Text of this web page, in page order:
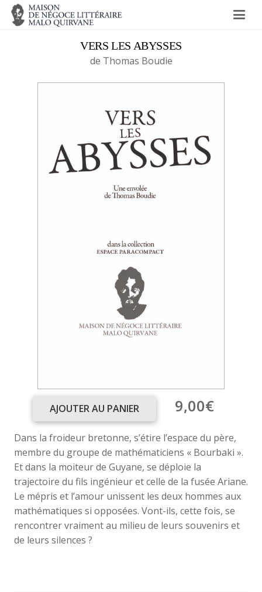
VERS LES ABYSSES
de Thomas Boudie
quantité
Vers
les
abysses
AJOUTER AU PANIER 9,00€
Dans la froideur bretonne, s’étire l’espace du père,
membre du groupe de mathématiciens « Bourbaki ».
Et dans la moiteur de Guyane, se déploie la
trajectoire du fils ingénieur et celle de la fusée Ariane.
Le mépris et l’amour unissent les deux hommes aux
mathématiques si opposées. Vont-ils, cette fois, se
rencontrer vraiment au milieu de leurs souvenirs et
de leurs silences ?